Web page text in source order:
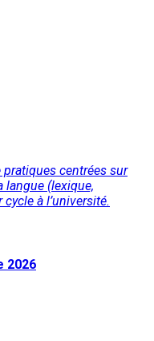
centrées sur
langue (lexique,
à l’université.
2026